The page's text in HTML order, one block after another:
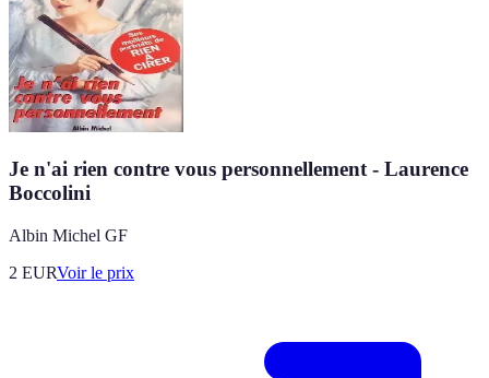
Je n'ai rien contre vous personnellement - Laurence
Boccolini
Albin Michel GF
2 EURVoir le prix